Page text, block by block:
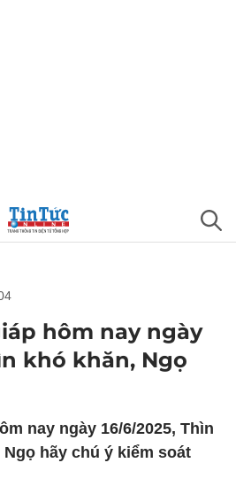
hôm nay ngày
khó khăn, Ngọ
nay ngày 16/6/2025, Thìn
hãy chú ý kiểm soát